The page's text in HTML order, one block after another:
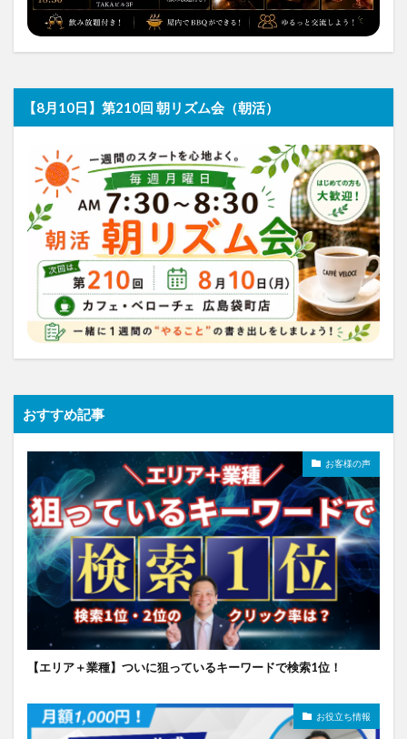
【8月10日】第210回 朝リズム会（朝活）
おすすめ記事
お客様の声
【エリア＋業種】ついに狙っているキーワードで検索1位！
お役立ち情報